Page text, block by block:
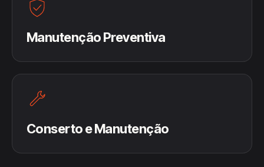
Manutenção Preventiva
Conserto e Manutenção